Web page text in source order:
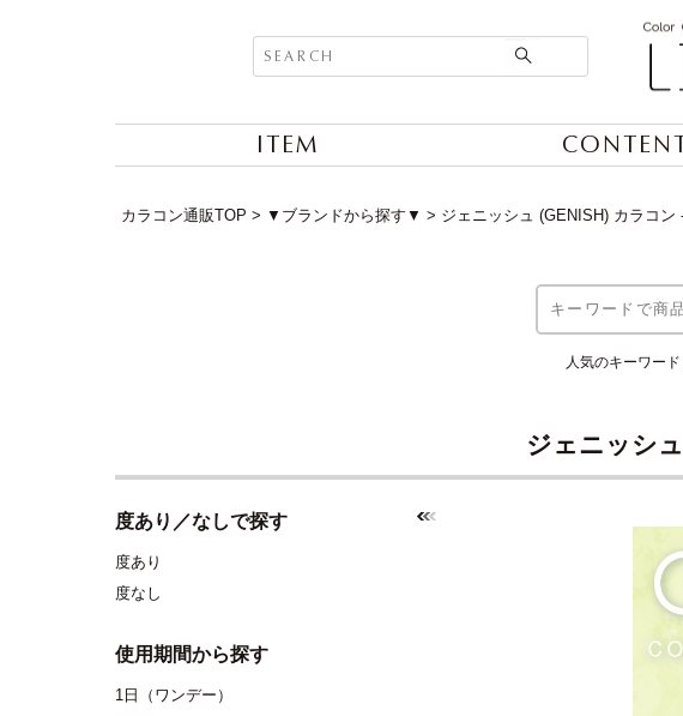
ITEM
カラコン通販TOP ▼ブランドから探す▼ ジェニッシュ (GENISH) カラコン
人気のキーワード
ジェニッシ
度あり／なしで探す
度あり
度なし
使用期間から探す
1日（ワンデー）